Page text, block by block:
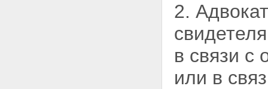
2.
в связи с
или в